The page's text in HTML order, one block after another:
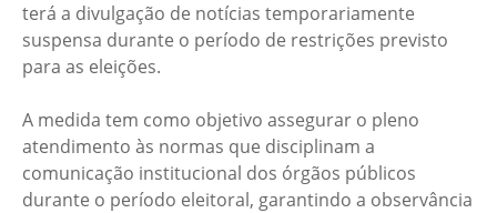
terá a divulgação de notícias temporariamente
suspensa durante o período de restrições previsto
para as eleições.
A medida tem como objetivo assegurar o pleno
atendimento às normas que disciplinam a
comunicação institucional dos órgãos públicos
durante o período eleitoral, garantindo a observância